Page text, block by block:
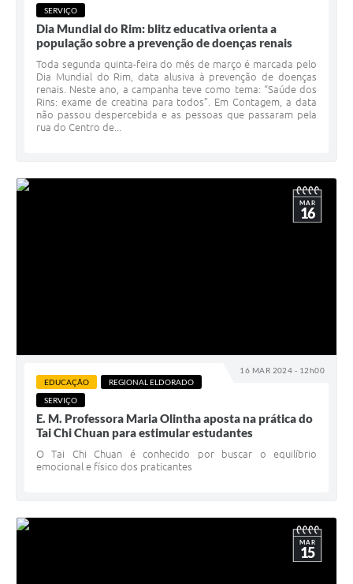
SERVIÇO
Dia Mundial do Rim: blitz educativa orienta a
população sobre a prevenção de doenças renais
Toda segunda quinta-feira do mês de março é marcada pelo
Dia Mundial do Rim, data alusiva à prevenção de doenças
renais. Neste ano, a campanha teve como tema: “Saúde dos
Rins: exame de creatina para todos”. Em Contagem, a data
não passou despercebida e as pessoas que passaram pela
rua do Centro de...
16 MAR 2024 - 12h00
MAR
16
EDUCAÇÃO
REGIONAL ELDORADO
SERVIÇO
E. M. Professora Maria Olintha aposta na prática do
Tai Chi Chuan para estimular estudantes
O Tai Chi Chuan é conhecido por buscar o equilíbrio
emocional e físico dos praticantes
MAR
15